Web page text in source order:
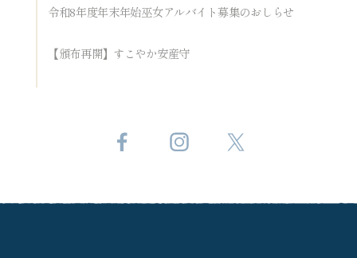
令和8年度年末年始巫女アルバイト募集のおしらせ
【頒布再開】すこやか安産守